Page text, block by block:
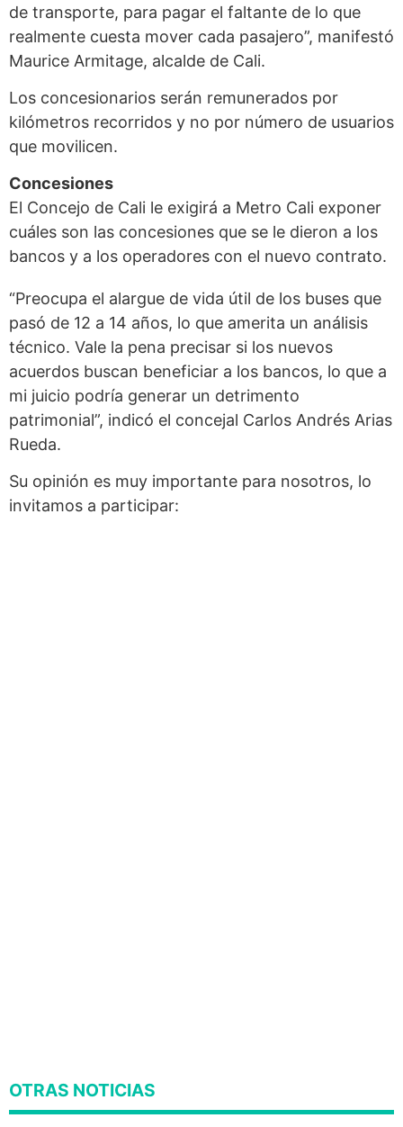
de transporte, para pagar el faltante de lo que
realmente cuesta mover cada pasajero”, manifestó
Maurice Armitage, alcalde de Cali.
Los concesionarios serán remunerados por
kilómetros recorridos y no por número de usuarios
que movilicen.
Concesiones
El Concejo de Cali le exigirá a Metro Cali exponer
cuáles son las concesiones que se le dieron a los
bancos y a los operadores con el nuevo contrato.
“Preocupa el alargue de vida útil de los buses que
pasó de 12 a 14 años, lo que amerita un análisis
técnico. Vale la pena precisar si los nuevos
acuerdos buscan beneficiar a los bancos, lo que a
mi juicio podría generar un detrimento
patrimonial”, indicó el concejal Carlos Andrés Arias
Rueda.
Su opinión es muy importante para nosotros, lo
invitamos a participar:
OTRAS NOTICIAS